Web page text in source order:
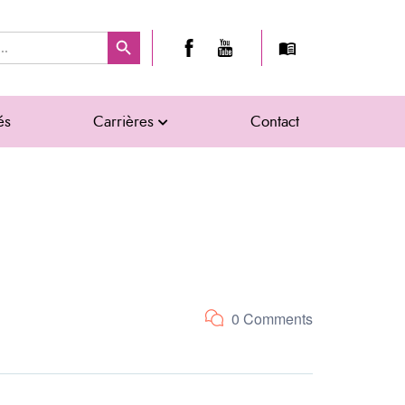
Search Button
Carrières Contact
0 Comments